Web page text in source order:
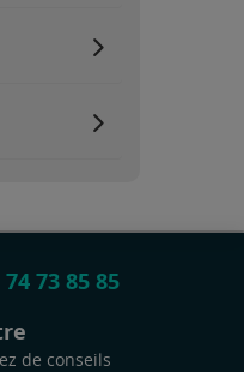
74 73 85 85
de conseils